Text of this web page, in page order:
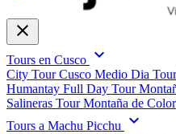
close
Tours en Cusco expand_more
City Tour Cusco Medio Dia
Humantay Full Day Tour
Salineras Tour Montaña de
Tours a Machu Picchu
expand_more